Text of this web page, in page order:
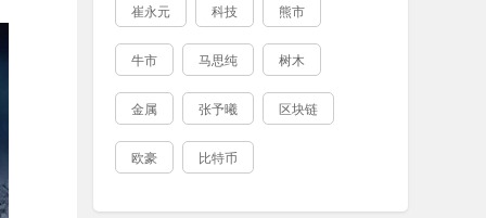
崔永元 科技 熊市
牛市 马思纯 树木
金属 张予曦 区块链
欧豪 比特币